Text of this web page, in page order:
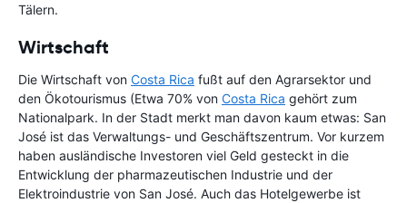
Tälern.
Wirtschaft
Die Wirtschaft von Costa Rica fußt auf den Agrarsektor und
den Ökotourismus (Etwa 70% von Costa Rica gehört zum
Nationalpark. In der Stadt merkt man davon kaum etwas: San
José ist das Verwaltungs- und Geschäftszentrum. Vor kurzem
haben ausländische Investoren viel Geld gesteckt in die
Entwicklung der pharmazeutischen Industrie und der
Elektroindustrie von San José. Auch das Hotelgewerbe ist